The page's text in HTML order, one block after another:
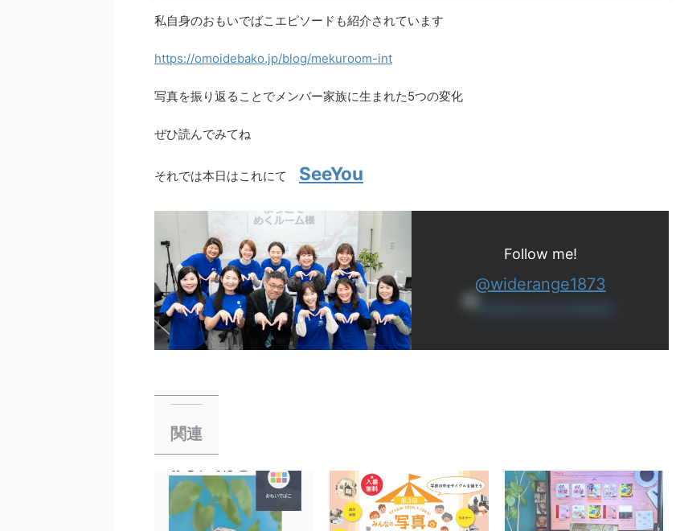
私自身のおもいでばこエピソードも紹介されています
https://omoidebako.jp/blog/mekuroom-int
写真を振り返ることでメンバー家族に生まれた5つの変化
ぜひ読んでみてね
それでは本日はこれにて SeeYou
Follow me!
@widerange1873
関連